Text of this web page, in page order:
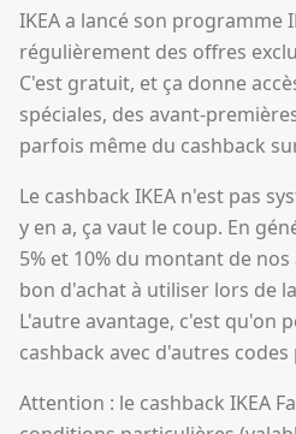
IKEA a lancé son programme
régulièrement des offres
C'est gratuit, et ça donne
spéciales, des avant-
parfois même du cashback
Le cashback IKEA n'est pas
y en a, ça vaut le coup. En
5% et 10% du montant de
bon d'achat à utiliser lors de
L'autre avantage, c'est qu'on
cashback avec d'autres
Attention : le cashback IKEA